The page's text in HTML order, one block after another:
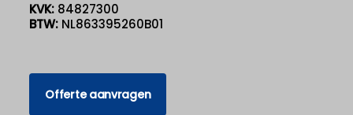
KVK: 84827300
BTW: NL863395260B01
Offerte aanvragen